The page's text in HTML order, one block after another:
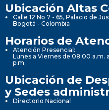
Ubicación Altas
Calle 12 No 7 - 65, Palacio de
Bogotá - Colombia
Horarios de
Atención Presencial:
Lunes a Viernes de 08:00 a.m.
p.m.
Ubicación de
y Sedes
Directorio Nacional